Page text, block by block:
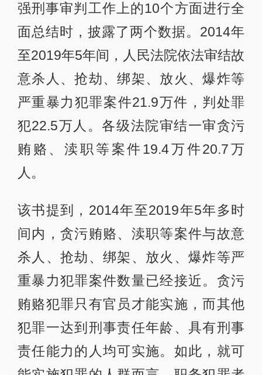
强刑事审判工作上的10个方面进行全
面总结时，披露了两个数据。2014年
至2019年5年间，人民法院依法审结故
意杀人、抢劫、绑架、放火、爆炸等
严重暴力犯罪案件21.9万件，判处罪
犯22.5万人。各级法院审结一审贪污
贿赂、渎职等案件19.4万件20.7万
人。
该书提到，2014年至2019年5年多时
间内，贪污贿赂、渎职等案件与故意
杀人、抢劫、绑架、放火、爆炸等严
重暴力犯罪案件数量已经接近。贪污
贿赂犯罪只有官员才能实施，而其他
犯罪一达到刑事责任年龄、具有刑事
责任能力的人均可实施。如此，就可